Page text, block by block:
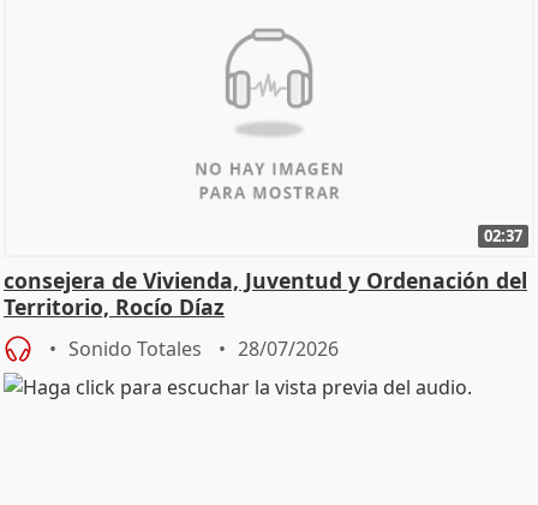
02:37
consejera de Vivienda, Juventud y Ordenación del
Territorio, Rocío Díaz
Sonido Totales 28/07/2026